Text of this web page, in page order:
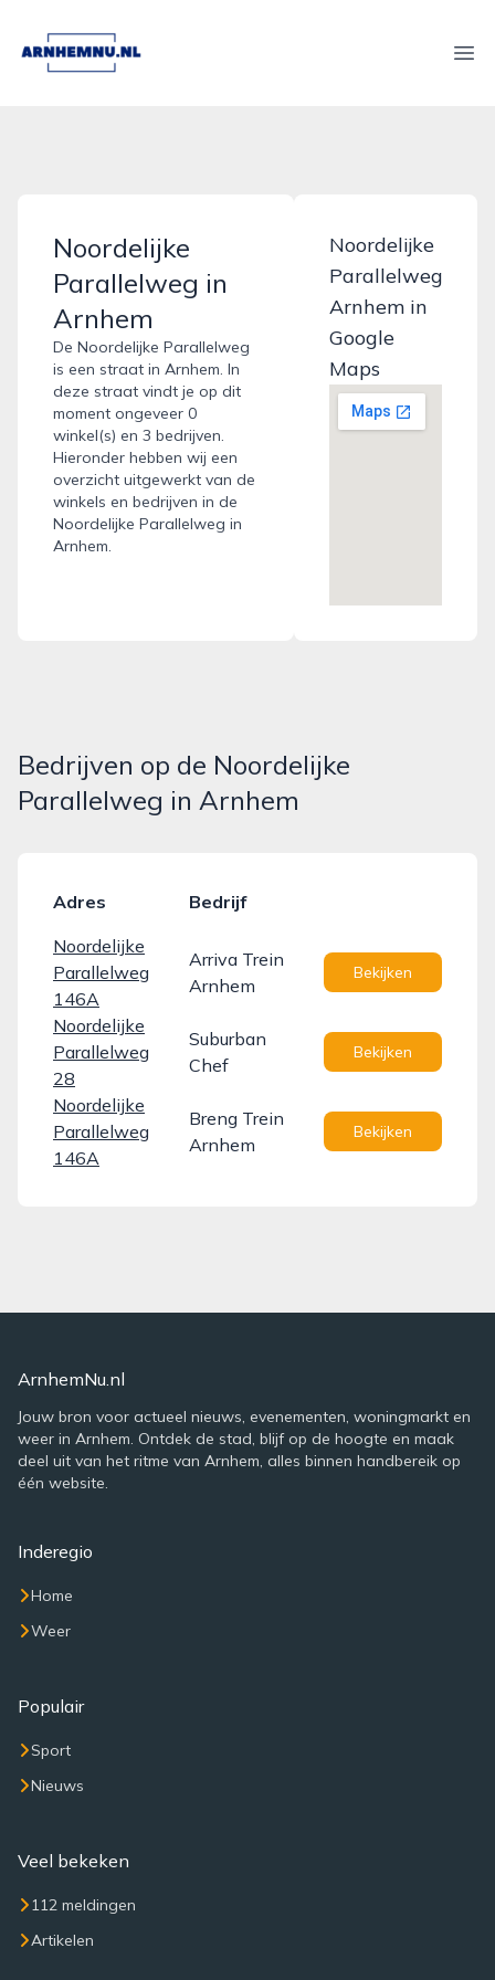
arnhemnu.nl
Noordelijke
Parallelweg in
Arnhem
De Noordelijke Parallelweg
is een straat in Arnhem. In
deze straat vindt je op dit
moment ongeveer 0
winkel(s) en 3 bedrijven.
Hieronder hebben wij een
overzicht uitgewerkt van de
winkels en bedrijven in de
Noordelijke Parallelweg in
Arnhem.
Noordelijke
Parallelweg
Arnhem in
Google
Maps
Bedrijven op de Noordelijke
Parallelweg in Arnhem
Adres
Bedrijf
Noordelijke
Parallelweg
146A
Arriva Trein
Arnhem
Bekijken
Noordelijke
Parallelweg
28
Suburban
Chef
Bekijken
Noordelijke
Parallelweg
146A
Breng Trein
Arnhem
Bekijken
ArnhemNu.nl
Jouw bron voor actueel nieuws, evenementen, woningmarkt en
weer in Arnhem. Ontdek de stad, blijf op de hoogte en maak
deel uit van het ritme van Arnhem, alles binnen handbereik op
één website.
Inderegio
Home
Weer
Populair
Sport
Nieuws
Veel bekeken
112 meldingen
Artikelen